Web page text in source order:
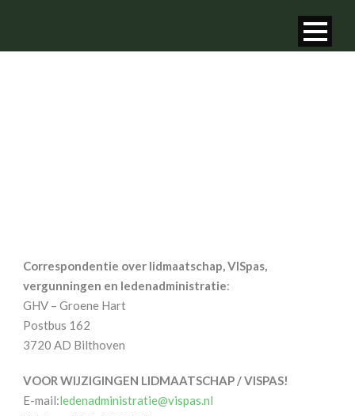
Correspondentie over lidmaatschap, VISpas,
vergunningen en ledenadministratie:
GHV – Groene Hart
Postbus 162
3720 AD Bilthoven
VOOR WIJZIGINGEN LIDMAATSCHAP / VISPAS!
E-mail:ledenadministratie@vispas.nl